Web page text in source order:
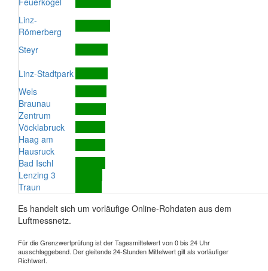
Linz-
Römerberg
Steyr
Linz-Stadtpark
Wels
Braunau
Zentrum
Vöcklabruck
Haag am
Hausruck
Bad Ischl
Lenzing 3
Traun
Es handelt sich um vorläufige Online-Rohdaten aus dem
Luftmessnetz.
Für die Grenzwertprüfung ist der Tagesmittelwert von 0 bis 24 Uhr
ausschlaggebend. Der gleitende 24-Stunden Mittelwert gilt als vorläufiger
Richtwert.